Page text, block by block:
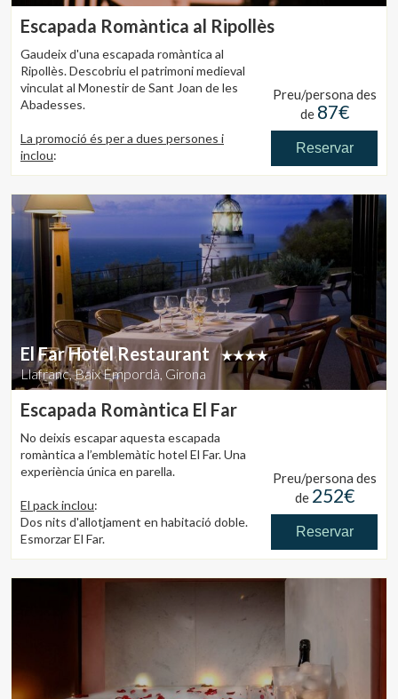
Escapada Romàntica al Ripollès
Gaudeix d'una escapada romàntica al
Ripollès. Descobriu el patrimoni medieval
vinculat al Monestir de Sant Joan de les
Abadesses.
La promoció és per a dues persones i
inclou:
Una nit en habitació doble.Esmorzar.
Preu/persona des
de 87€
Reservar
El Far Hotel Restaurant
Llafranc, Baix Empordà, Girona
Escapada Romàntica El Far
No deixis escapar aquesta escapada
romàntica a l’emblemàtic hotel El Far. Una
experiència única en parella.
El pack inclou:
Dos nits d'allotjament en habitació doble.
Esmorzar El Far.
Un àpat per a dues persones amb el
Ambientació romàntica a l'habitació.
agost. Oferta vàlida segons disponibilitat.
PREU: A partir de 505,50€ segons dates
Preu/persona des
de 252€
Reservar